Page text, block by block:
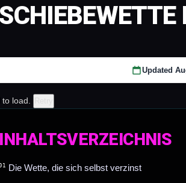
Pferderennen:
Siegwette bis V75 |
Vergleich
Updated
load.
INHALTSVERZEICHNIS
Die Wette, die sich selbst verzinst